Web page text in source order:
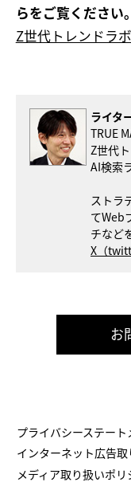
らをご覧ください。
Z世代トレンドラ
ライタ
TRUE
Z世代
AI検索
ストラ
てWeb
チなど
X（
お
プライバシーステート
インターネット広告
メディア取り扱いポリ